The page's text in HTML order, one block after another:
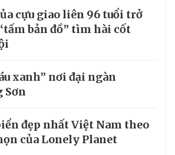
cựu giao liên 96 tuổi trở
bản đồ” tìm hài cốt
xanh” nơi đại ngàn
Sơn
đẹp nhất Việt Nam theo
của Lonely Planet